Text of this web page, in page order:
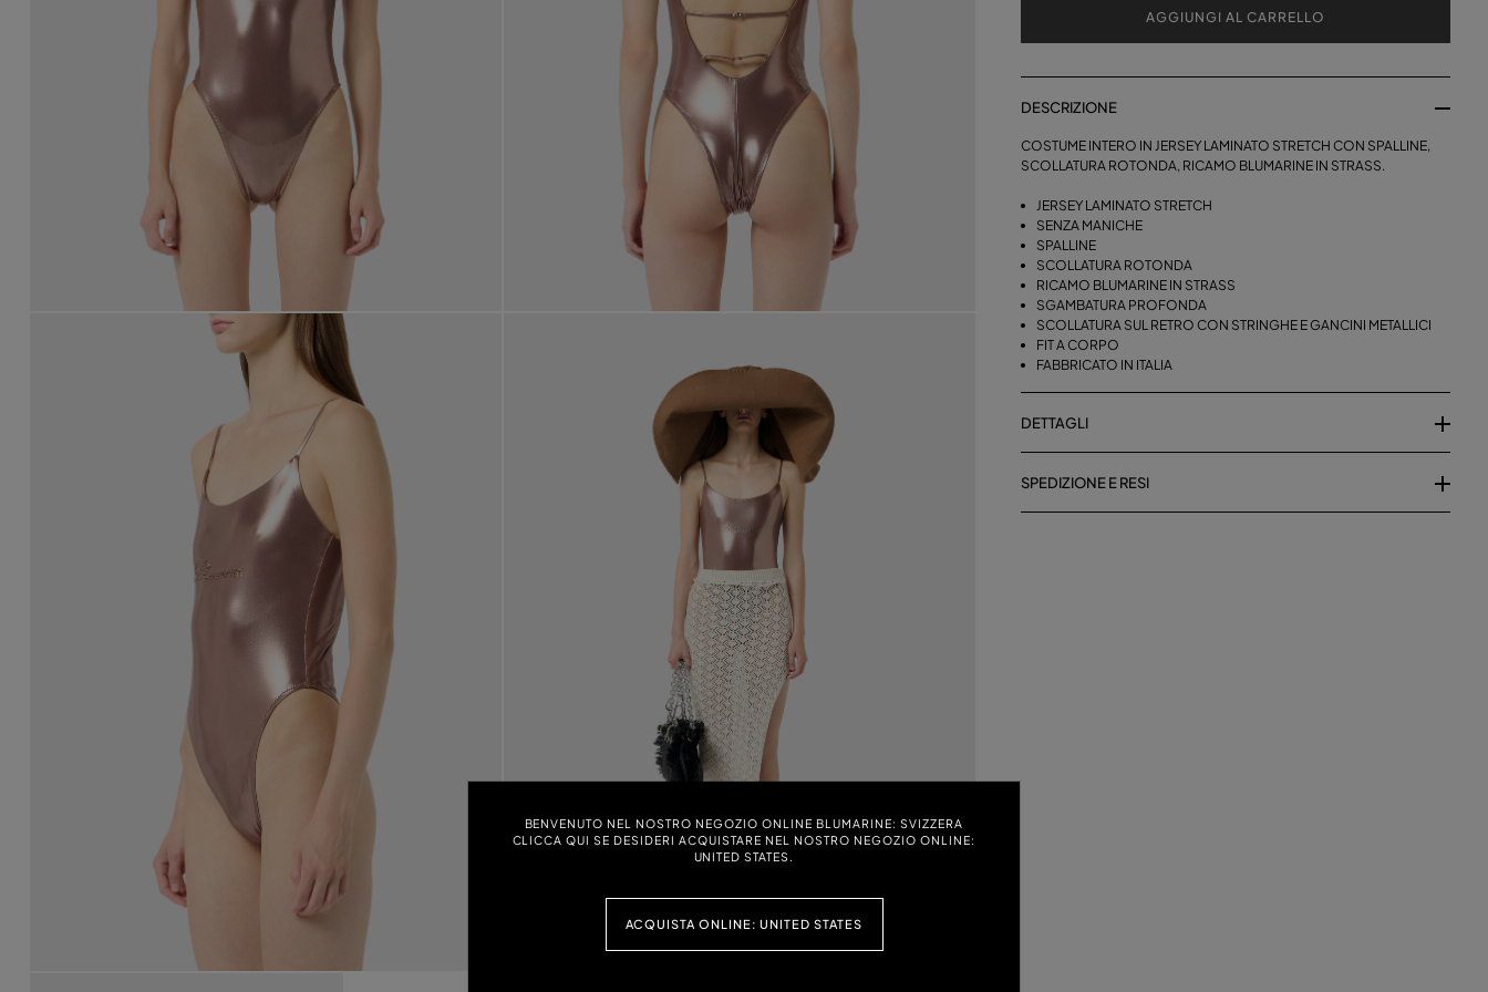
BENVENUTO NEL NOSTRO NEGOZIO ONLINE BLUMARINE: SVIZZERA
CLICCA QUI SE DESIDERI ACQUISTARE NEL NOSTRO NEGOZIO ONLINE:
UNITED STATES.
ACQUISTA ONLINE: UNITED STATES
AGGIUNGI AL CARRELLO
DESCRIZIONE
COSTUME INTERO IN JERSEY LAMINATO STRETCH CON SPALLINE,
SCOLLATURA ROTONDA, RICAMO BLUMARINE IN STRASS.
JERSEY LAMINATO STRETCH
SENZA MANICHE
SPALLINE
SCOLLATURA ROTONDA
RICAMO BLUMARINE IN STRASS
SGAMBATURA PROFONDA
SCOLLATURA SUL RETRO CON STRINGHE E GANCINI METALLICI
FIT A CORPO
FABBRICATO IN ITALIA
DETTAGLI
SPEDIZIONE E RESI